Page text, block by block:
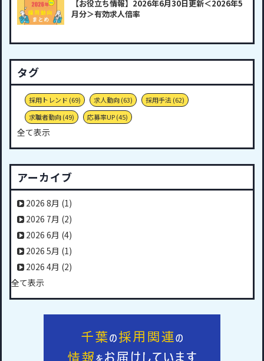
【お役立ち情報】2026年6月30日更新＜2026年5
月分＞有効求人倍率
タグ
採用トレンド (69) 求人動向(63) 採用手法(62)
求職者動向(49) 応募率UP(45)
全て表示
アーカイブ
2026 8月 (1)
2026 7月 (2)
2026 6月 (4)
2026 5月 (1)
2026 4月 (2)
全て表示